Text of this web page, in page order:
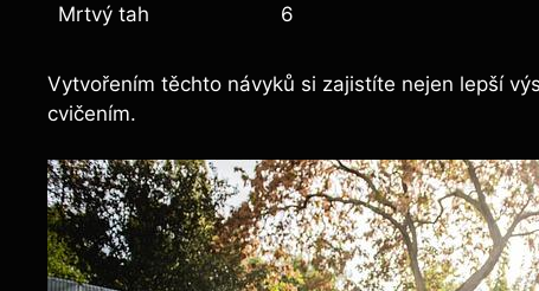
Mrtvý tah 6
Vytvořením těchto návyků si zajistíte nejen lepší
cvičením.